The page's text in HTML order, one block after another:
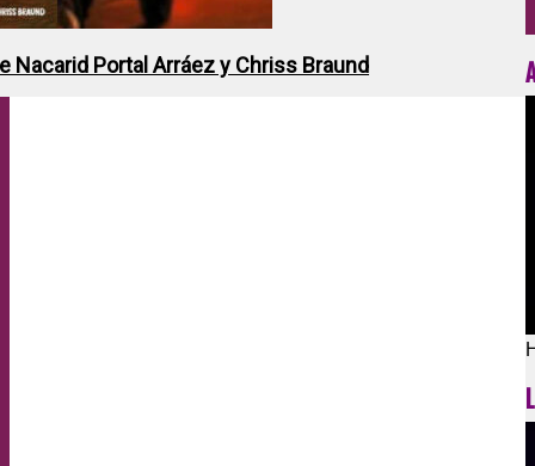
Nacarid Portal Arráez y Chriss Braund